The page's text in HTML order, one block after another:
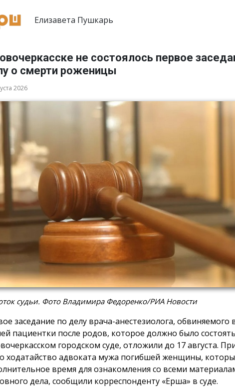
Елизавета Пушкарь
не состоялось первое
о смерти роженицы
2026
судьи. Фото Владимира Федоренко/РИА Новости
заседание по делу врача-анестезиолога, обвиняемого
пациентки после родов, которое должно было
городском суде, отложили до 17 августа.
ходатайство адвоката мужа погибшей женщины,
время для ознакомления со всеми
дела, сообщили корреспонденту «Ерша» в суде.